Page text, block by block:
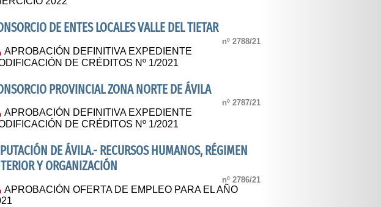
DE ENTES LOCALES VALLE DEL TIETAR
nº 2788/21
APROBACIÓN DEFINITIVA EXPEDIENTE
DE CRÉDITOS Nº 1/2021
PROVINCIAL ZONA NORTE DE ÁVILA
nº 2787/21
APROBACIÓN DEFINITIVA EXPEDIENTE
DE CRÉDITOS Nº 1/2021
DE ÁVILA.- RECURSOS HUMANOS, RÉGIMEN
Y ORGANIZACIÓN
nº 2786/21
APROBACIÓN OFERTA DE EMPLEO PARA EL AÑO